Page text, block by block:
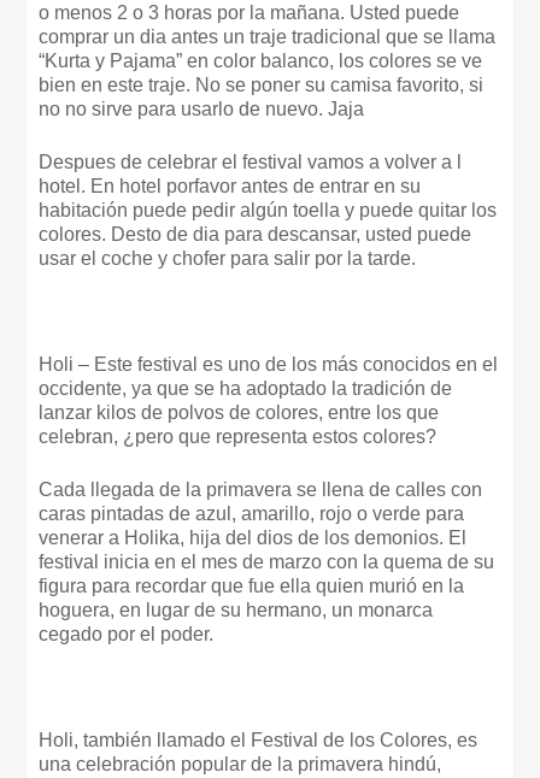
o menos 2 o 3 horas por la mañana. Usted puede
comprar un dia antes un traje tradicional que se llama
“Kurta y Pajama” en color balanco, los colores se ve
bien en este traje. No se poner su camisa favorito, si
no no sirve para usarlo de nuevo. Jaja
Despues de celebrar el festival vamos a volver a l
hotel. En hotel porfavor antes de entrar en su
habitación puede pedir algún toella y puede quitar los
colores. Desto de dia para descansar, usted puede
usar el coche y chofer para salir por la tarde.
Holi – Este festival es uno de los más conocidos en el
occidente, ya que se ha adoptado la tradición de
lanzar kilos de polvos de colores, entre los que
celebran, ¿pero que representa estos colores?
Cada llegada de la primavera se llena de calles con
caras pintadas de azul, amarillo, rojo o verde para
venerar a Holika, hija del dios de los demonios. El
festival inicia en el mes de marzo con la quema de su
figura para recordar que fue ella quien murió en la
hoguera, en lugar de su hermano, un monarca
cegado por el poder.
Holi, también llamado el Festival de los Colores, es
una celebración popular de la primavera hindú,